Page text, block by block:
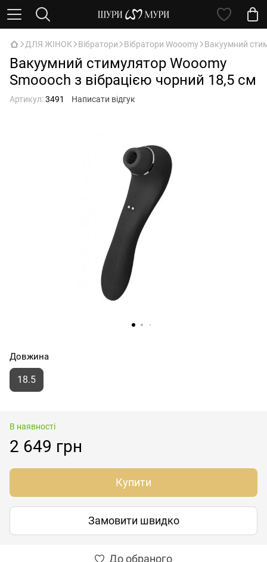
ДЛЯ ЖІНОК Вібратори Вібратори Wooomy Вакуумний
Вакуумний стимулятор Wooomy
Smoooch з вібрацією чорний 18,5 см
Артикул:3491 Написати відгук
Довжина
18.5
В наявності
2 649 грн
Купити
Замовити швидко
До обраного